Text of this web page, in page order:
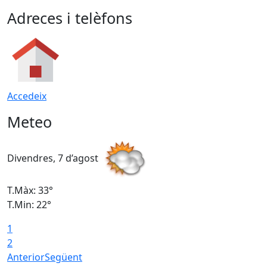
Adreces i telèfons
Accedeix
Meteo
Divendres, 7 d’agost
T.Màx: 33°
T.Min: 22°
1
2
AnteriorSegüent